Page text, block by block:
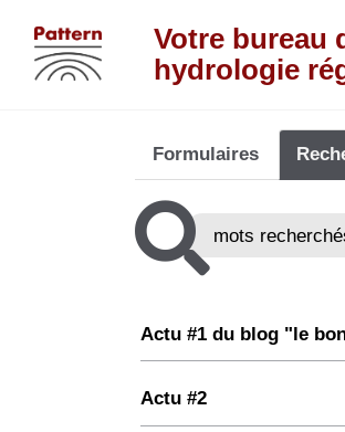
Aller au contenu principal
Votre bureau
hydrologie
Formulaires
Actu #1 du blog "le
Actu #2